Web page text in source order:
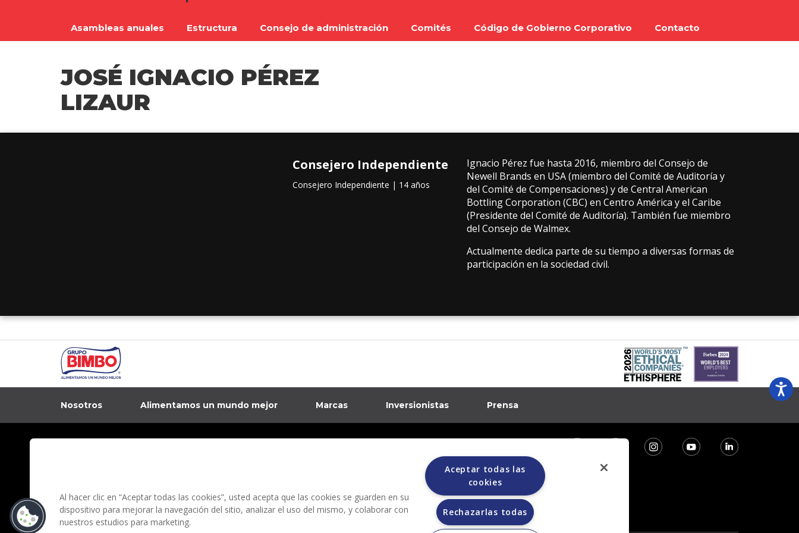
Asambleas anuales Estructura Consejo de administración Comités Código de Gobierno Corporativo Contacto
JOSÉ IGNACIO PÉREZ
LIZAUR
Consejero Independiente
Consejero Independiente | 14 años
Ignacio Pérez fue hasta 2016, miembro del Consejo de
Newell Brands en USA (miembro del Comité de Auditoría y
del Comité de Compensaciones) y de Central American
Bottling Corporation (CBC) en Centro América y el Caribe
(Presidente del Comité de Auditoría). También fue miembro
del Consejo de Walmex.
Actualmente dedica parte de su tiempo a diversas formas de
participación en la sociedad civil.
Nosotros Alimentamos un mundo mejor Marcas Inversionistas Prensa
Al hacer clic en “Aceptar todas las cookies”, usted acepta que las cookies se guarden en su
dispositivo para mejorar la navegación del sitio, analizar el uso del mismo, y colaborar con
nuestros estudios para marketing.
Aceptar todas las
cookies
Rechazarlas todas